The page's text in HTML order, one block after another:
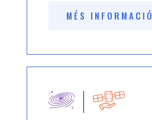
MÉS INFORMACIÓ